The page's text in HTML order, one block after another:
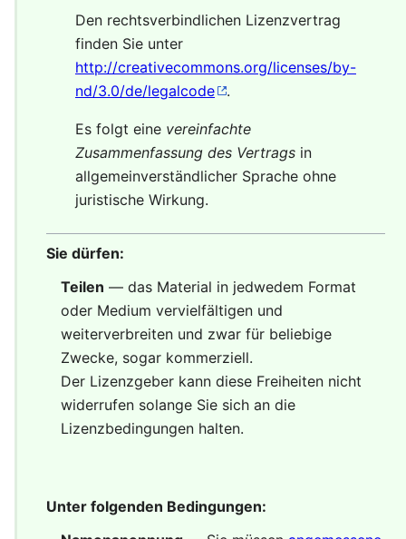
Den rechtsverbindlichen Lizenzvertrag
finden Sie unter
http://creativecommons.org/licenses/by-
nd/3.0/de/legalcode
.
Es folgt eine vereinfachte
Zusammenfassung des Vertrags in
allgemeinverständlicher Sprache ohne
juristische Wirkung.
Sie dürfen:
Teilen — das Material in jedwedem Format
oder Medium vervielfältigen und
weiterverbreiten und zwar für beliebige
Zwecke, sogar kommerziell.
Der Lizenzgeber kann diese Freiheiten nicht
widerrufen solange Sie sich an die
Lizenzbedingungen halten.
Unter folgenden Bedingungen: